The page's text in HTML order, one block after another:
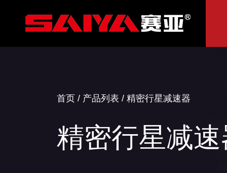
首页 / 产品列表 / 精密行星减速器
精密行星减